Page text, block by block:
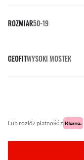
ROZMIAR50-19
GEOFITWYSOKI MOSTEK
lub rozłóż płatność z